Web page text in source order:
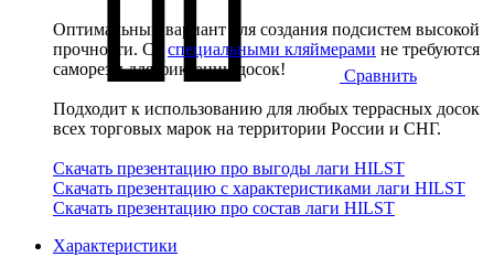
Сравнить
Оптимальный вариант для создания подсистем высокой
прочности. Со специальными кляймерами не требуются
саморезы для фиксации досок!
Подходит к использованию для любых террасных досок
всех торговых марок на территории России и СНГ.
Скачать презентацию про выгоды лаги HILST
Скачать презентацию с характеристиками лаги HILST
Скачать презентацию про состав лаги HILST
Характеристики